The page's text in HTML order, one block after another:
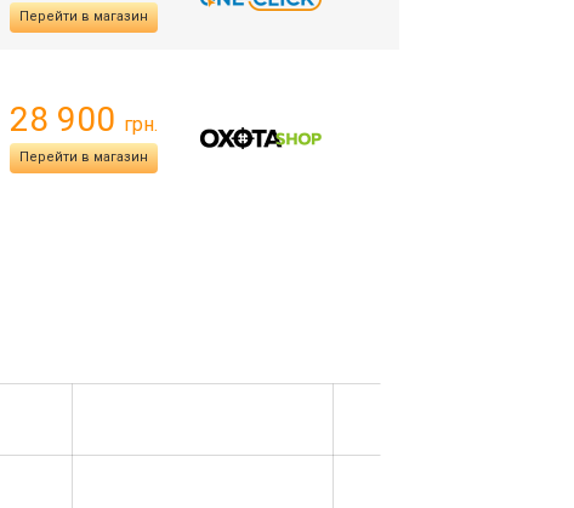
Перейти в магазин
28 900 грн.
Перейти в магазин